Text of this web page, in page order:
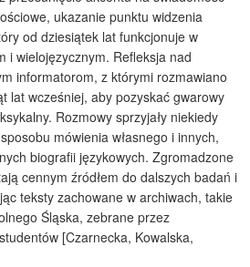
ukazanie punktu widzenia
od dziesiątek lat funkcjonuje w
i wielojęzycznym. Refleksja nad
informatorom, z którymi rozmawiano
lat wcześniej, aby pozyskać gwarowy
Rozmowy sprzyjały niekiedy
mówienia własnego i innych,
biografii językowych. Zgromadzone
cennym źródłem do dalszych badań i
teksty zachowane w archiwach, takie
Śląska, zebrane przez
[Czarnecka, Kowalska,